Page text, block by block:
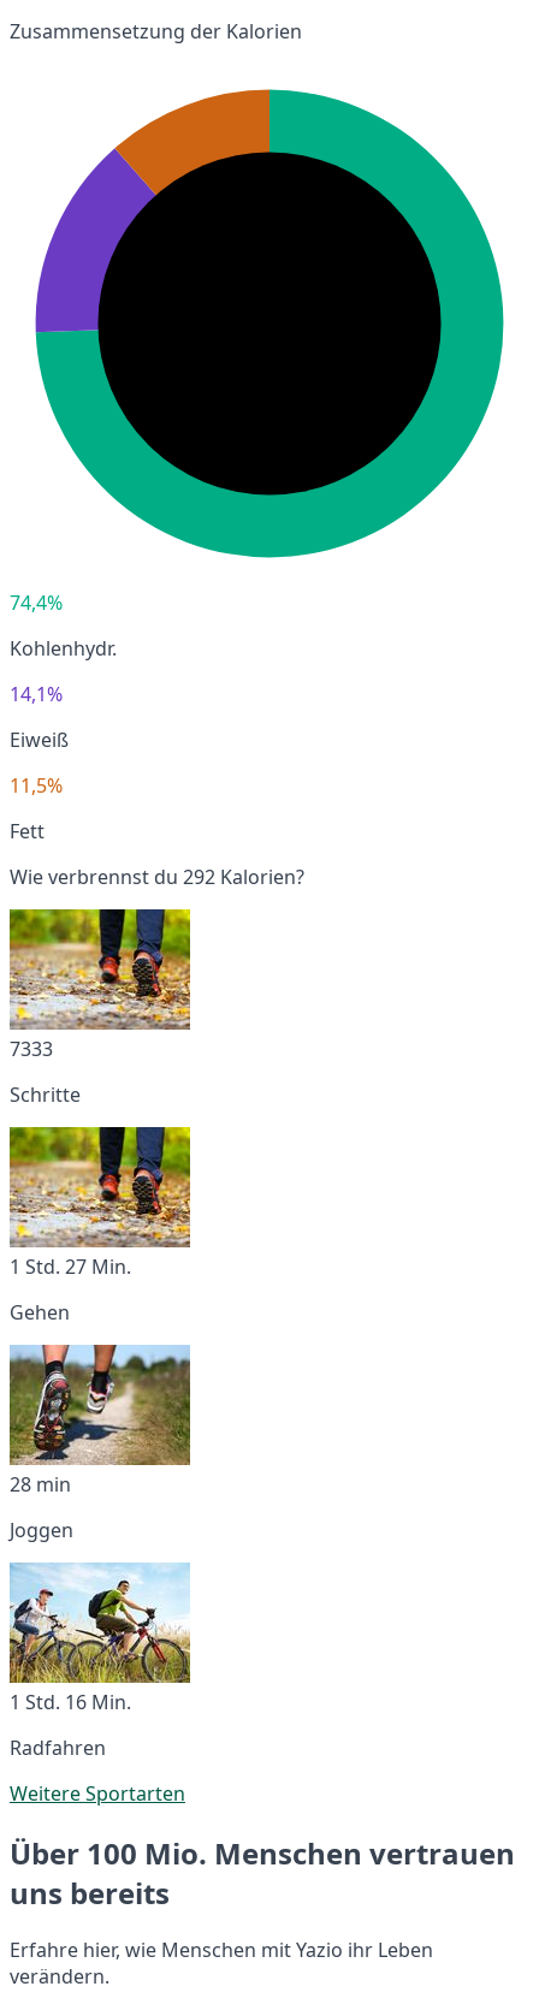
Zusammensetzung der Kalorien
74,4%
Kohlenhydr.
14,1%
Eiweiß
11,5%
Fett
Wie verbrennst du 292 Kalorien?
7333
Schritte
1 Std. 27 Min.
Gehen
28 min
Joggen
1 Std. 16 Min.
Radfahren
Weitere Sportarten
Über 100 Mio. Menschen vertrauen
uns bereits
Erfahre hier, wie Menschen mit Yazio ihr Leben
verändern.